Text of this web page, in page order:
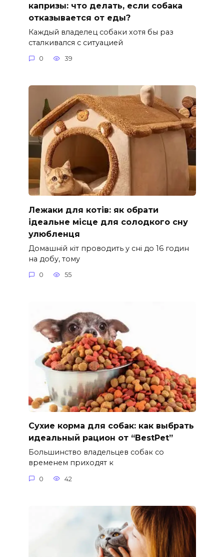
капризы: что делать, если собака
отказывается от еды?
Каждый владелец собаки хотя бы раз
сталкивался с ситуацией
0 39
Лежаки для котів: як обрати
ідеальне місце для солодкого сну
улюбленця
Домашній кіт проводить у сні до 16 годин
на добу, тому
0 55
Сухие корма для собак: как выбрать
идеальный рацион от “BestPet”
Большинство владельцев собак со
временем приходят к
0 42